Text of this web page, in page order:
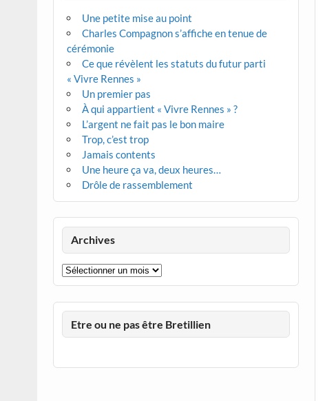
Une petite mise au point
Charles Compagnon s’affiche en tenue de
cérémonie
Ce que révèlent les statuts du futur parti
« Vivre Rennes »
Un premier pas
À qui appartient « Vivre Rennes » ?
L’argent ne fait pas le bon maire
Trop, c’est trop
Jamais contents
Une heure ça va, deux heures…
Drôle de rassemblement
Archives
Archives
Etre ou ne pas être Bretillien